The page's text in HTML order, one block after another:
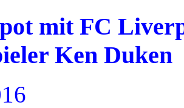
mit FC
Ken Duken